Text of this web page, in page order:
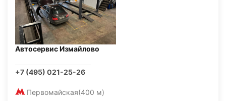
Автосервис Измайлово
+7 (495) 021-25-26
Первомайская(400 м)